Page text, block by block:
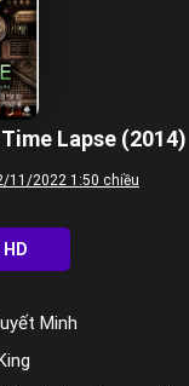
Lapse (2014)
11/2022 1:50 chiều
Minh